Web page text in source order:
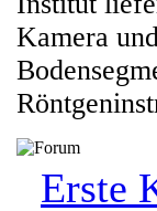
Kamera
Erste